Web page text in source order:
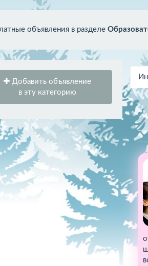
объявления в разделе
Добавить объявление
в эту категорию